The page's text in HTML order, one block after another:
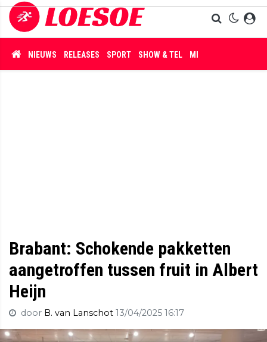
NIEUWS RELEASES SPORT SHOW & TEL MISDAAD
Brabant: Schokende pakketten
aangetroffen tussen fruit in Albert
Heijn
door B. van Lanschot 13/04/2025 16:17